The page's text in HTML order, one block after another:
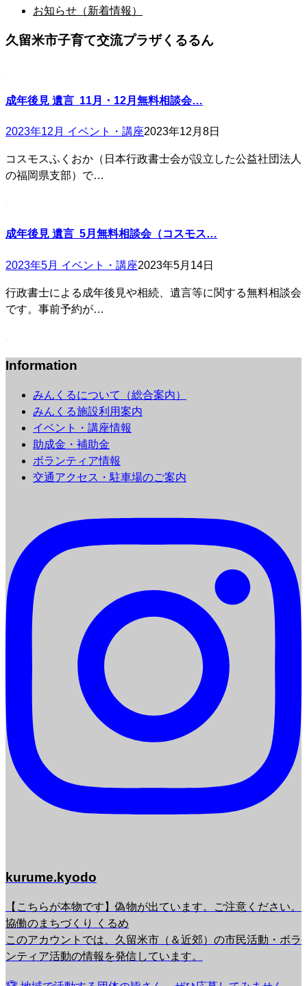
お知らせ（新着情報）
久留米市子育て交流プラザくるるん
成年後見 遺言 11月・12月無料相談会…
2023年12月 イベント・講座2023年12月8日
コスモスふくおか（日本行政書士会が設立した公益社団法人
の福岡県支部）で…
成年後見 遺言 5月無料相談会（コスモス…
2023年5月 イベント・講座2023年5月14日
行政書士による成年後見や相続、遺言等に関する無料相談会
です。事前予約が…
Information
みんくるについて（総合案内）
みんくる施設利用案内
イベント・講座情報
助成金・補助金
ボランティア情報
交通アクセス・駐車場のご案内
kurume.kyodo
【こちらが本物です】偽物が出ています。ご注意ください。
協働のまちづくり くるめ
このアカウントでは、久留米市（＆近郊）の市民活動・ボラ
ンティア活動の情報を発信しています。